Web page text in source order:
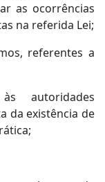
as ocorrências
na referida Lei;
referentes a
autoridades
da existência de